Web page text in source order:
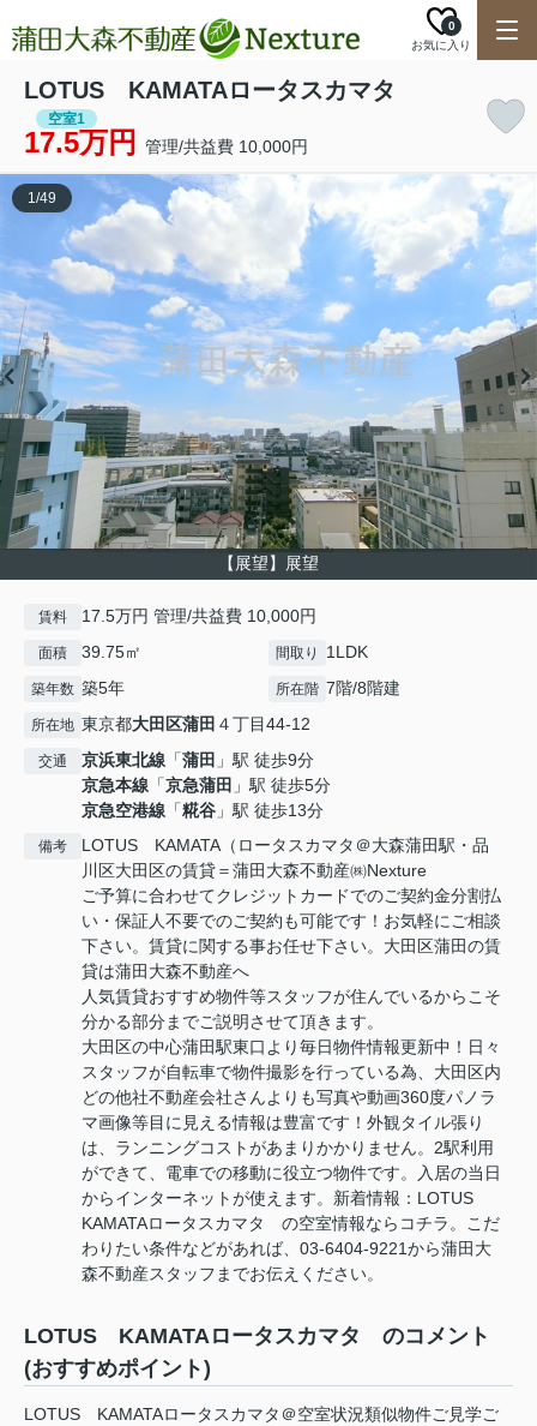
お気に入り
0
LOTUS KAMATAロータスカマタ
空室1
17.5万円 管理/共益費 10,000円
【展望】展望
1/49
賃料 17.5万円 管理/共益費 10,000円
面積 39.75㎡ 間取り 1LDK
築年数 築5年 所在階 7階/8階建
所在地 東京都大田区蒲田 ４丁目44-12
交通 京浜東北線 「蒲田 」駅 徒歩9分
京急本線 「京急蒲田 」駅 徒歩5分
京急空港線 「糀谷 」駅 徒歩13分
備考
LOTUS KAMATA（ロータスカマタ＠大森蒲田駅・品
川区大田区の賃貸＝蒲田大森不動産㈱Nexture
ご予算に合わせてクレジットカードでのご契約金分割払
い・保証人不要でのご契約も可能です！お気軽にご相談
下さい。賃貸に関する事お任せ下さい。大田区蒲田の賃
貸は蒲田大森不動産へ
人気賃貸おすすめ物件等スタッフが住んでいるからこそ
分かる部分までご説明させて頂きます。
大田区の中心蒲田駅東口より毎日物件情報更新中！日々
スタッフが自転車で物件撮影を行っている為、大田区内
どの他社不動産会社さんよりも写真や動画360度パノラ
マ画像等目に見える情報は豊富です！外観タイル張り
は、ランニングコストがあまりかかりません。2駅利用
ができて、電車での移動に役立つ物件です。入居の当日
からインターネットが使えます。新着情報：LOTUS
KAMATAロータスカマタ の空室情報ならコチラ。こだ
わりたい条件などがあれば、03-6404-9221から蒲田大
森不動産スタッフまでお伝えください。
LOTUS KAMATAロータスカマタ のコメント
(おすすめポイント)
LOTUS KAMATAロータスカマタ＠空室状況類似物件ご見学ご